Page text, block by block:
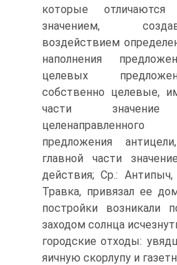
которые
значением,
воздействием
наполнения
целевых
собственно целевые,
части значение
предложения
главной части
действия; Ср.:
Травка, привязал ее
постройки возникали
заходом солнца
городские отходы:
яичную скорлупу и